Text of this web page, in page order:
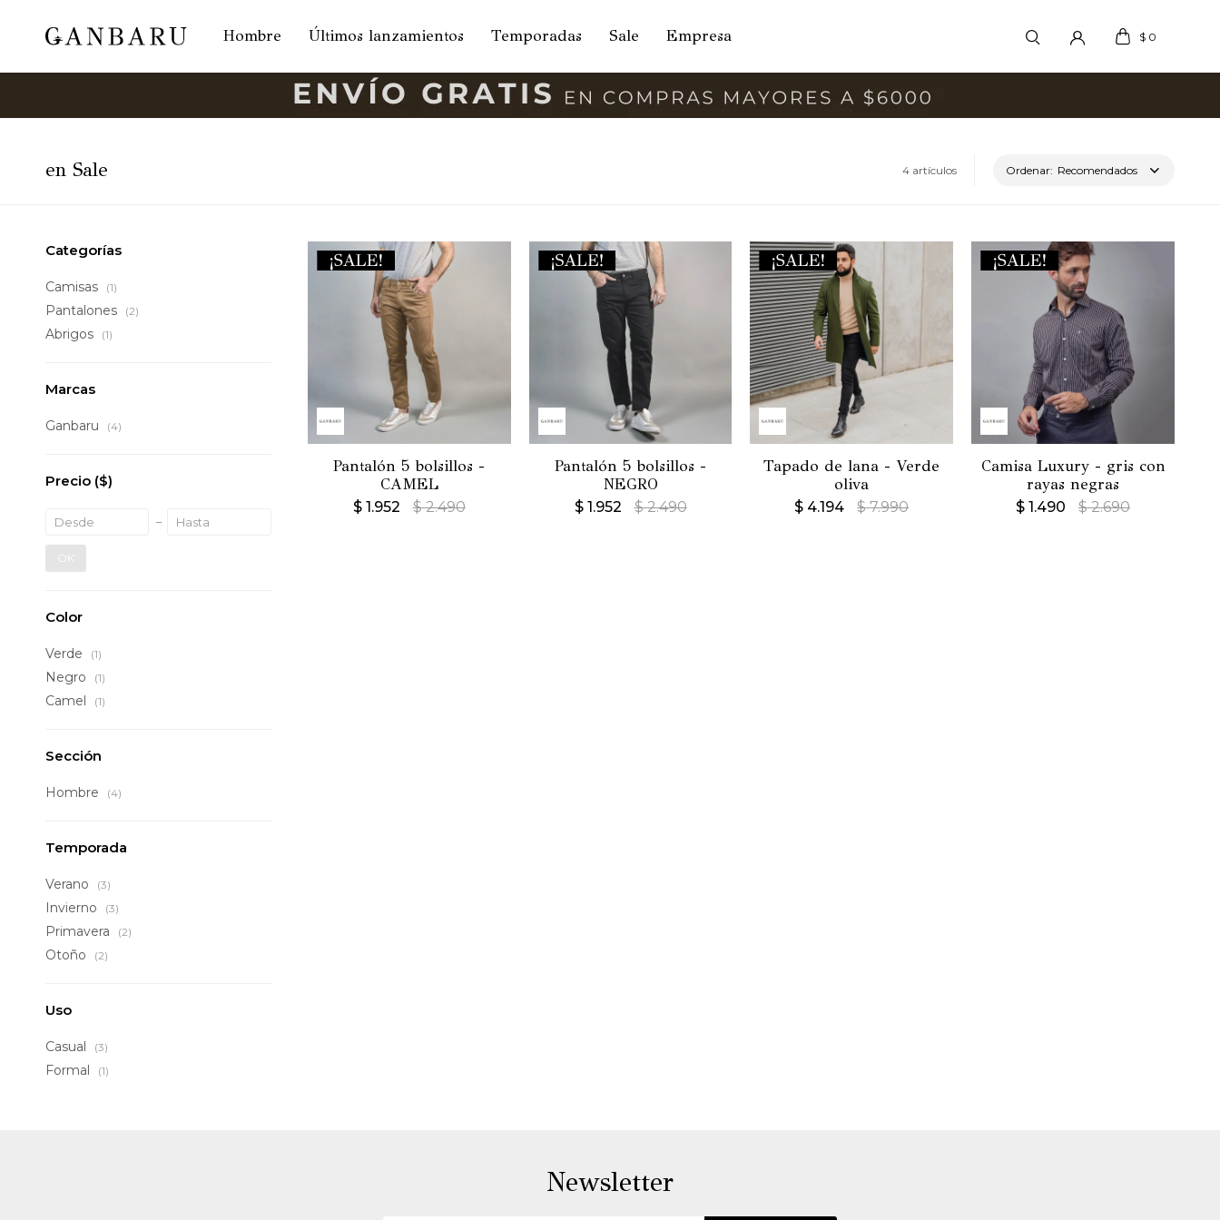
Hombre Últimos lanzamientos Temporadas Sale Empresa $ 0
en Sale 4 artículos Recomendados
Pantalón 5 bolsillos -
CAMEL
$ 1.952 $ 2.490
Pantalón 5 bolsillos -
NEGRO
$ 1.952 $ 2.490
Tapado de lana - Verde
oliva
$ 4.194 $ 7.990
Camisa Luxury - gris con
rayas negras
$ 1.490 $ 2.690
Categorías
Camisas (1)
Pantalones (2)
Abrigos (1)
Marcas
Ganbaru (4)
Precio ($)
OK
Color
Verde (1)
Negro (1)
Camel (1)
Sección
Hombre (4)
Temporada
Verano (3)
Invierno (3)
Primavera (2)
Otoño (2)
Uso
Casual (3)
Formal (1)
Newsletter